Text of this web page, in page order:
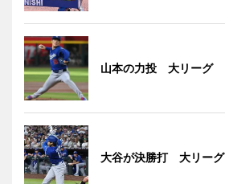
山本の力投 大リーグ
大谷が決勝打 大リーグ